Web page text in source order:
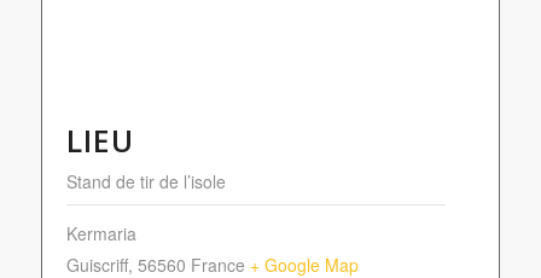
LIEU
Stand de tir de l’isole
Kermaria
Guiscriff, 56560 France + Google Map